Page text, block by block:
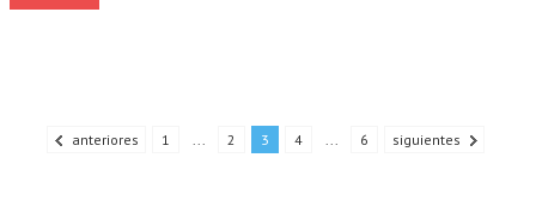
anteriores 1 ... 2 3 4 ... 6 siguientes